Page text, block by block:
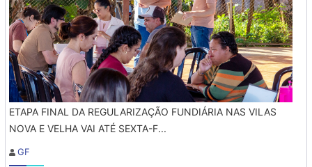
ETAPA FINAL DA REGULARIZAÇÃO FUNDIÁRIA NAS VILAS
NOVA E VELHA VAI ATÉ SEXTA-F...
GF